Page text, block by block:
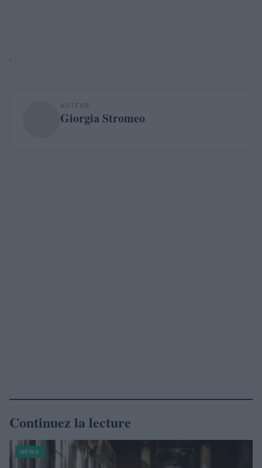
.
AUTEUR
Giorgia Stromeo
Continuez la lecture
NEWS